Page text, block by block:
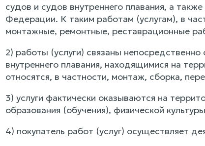
судов и судов внутреннего плавания, а
Федерации. К таким работам (услугам), в
монтажные, ремонтные, реставрационные
2) работы (услуги) связаны
внутреннего плавания, находящимися на
относятся, в частности, монтаж, сборка,
3) услуги фактически оказываются на
образования (обучения), физической
4) покупатель работ (услуг) осуществляет